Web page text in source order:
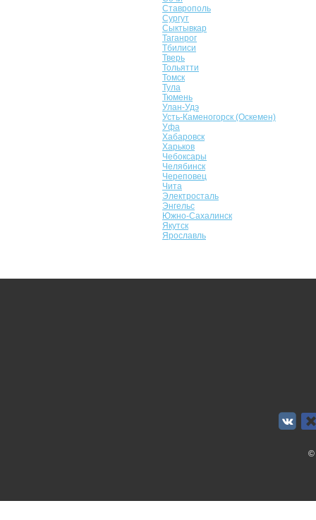
Ставрополь
Сургут
Сыктывкар
Таганрог
Тбилиси
Тверь
Тольятти
Томск
Тула
Тюмень
Улан-Удэ
Усть-Каменогорск (Оскемен)
Уфа
Хабаровск
Харьков
Чебоксары
Челябинск
Череповец
Чита
Электросталь
Энгельс
Южно-Сахалинск
Якутск
Ярославль
©